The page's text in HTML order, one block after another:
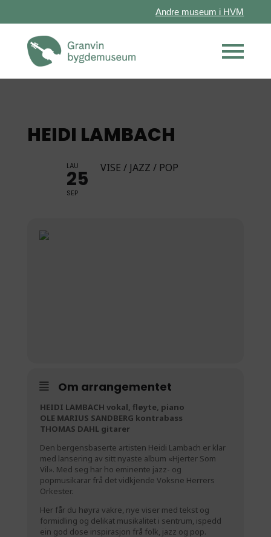
Andre museum i HVM
HEIDI LAMBACH
LAU
25
SEP
VISE / JAZZ / POP
Om arrangementet
HEIDI LAMBACH vokal, fløyte, piano
OLE MARIUS SANDBERG kontrabass
THOMAS DAHL gitarer
Den bergensbaserte artisten Heidi Lambach er klar
med lansering av sitt nyaste album «Hjerter Som
Vil». Med seg har ho eminente jazz- og
popmusikarar frå det vidkjende Voksne Herrers
Orkester.
Her får du høyra vakre, nye viser med tekst og
formidling og delikat musikalitet i sentrum, ispedd
ein god dose inspirasjon frå folk, jazz og pop.